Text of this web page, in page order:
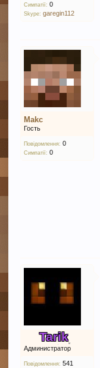
Симпатії: 0
Skype: garegin112
Makc
Гость
Повідомлення: 0
Симпатії: 0
Tarik
Администратор
Повідомлення: 541